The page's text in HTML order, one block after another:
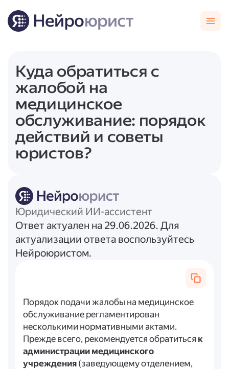
Куда обратиться с
жалобой на
медицинское
обслуживание: порядок
действий и советы
юристов?
Юридический ИИ-ассистент
Ответ актуален на 29.06.2026. Для
актуализации ответа воспользуйтесь
Нейроюристом.
Порядок подачи жалобы на медицинское
обслуживание регламентирован
несколькими нормативными актами.
Прежде всего, рекомендуется обратиться к
администрации медицинского
учреждения(заведующему отделением,